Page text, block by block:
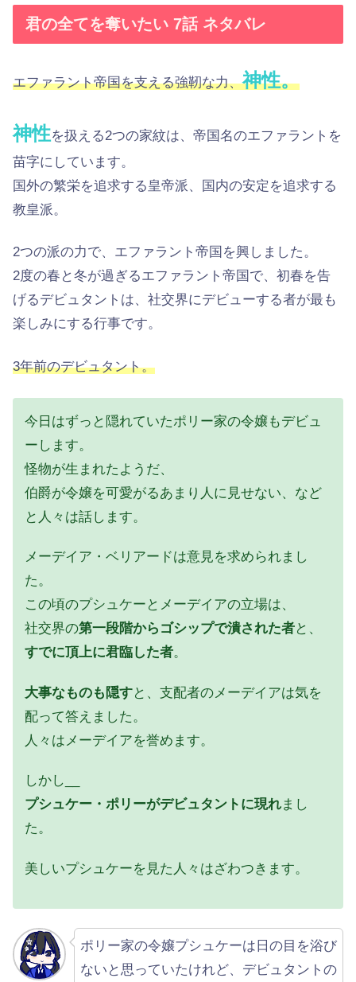
君の全てを奪いたい 7話 ネタバレ
エファラント帝国を支える強靭な力、神性。
神性を扱える2つの家紋は、帝国名のエファラントを
苗字にしています。
国外の繁栄を追求する皇帝派、国内の安定を追求する
教皇派。
2つの派の力で、エファラント帝国を興しました。
2度の春と冬が過ぎるエファラント帝国で、初春を告
げるデビュタントは、社交界にデビューする者が最も
楽しみにする行事です。
3年前のデビュタント。
今日はずっと隠れていたポリー家の令嬢もデビュ
ーします。
怪物が生まれたようだ、
伯爵が令嬢を可愛がるあまり人に見せない、など
と人々は話します。
メーデイア・ベリアードは意見を求められまし
た。
この頃のプシュケーとメーデイアの立場は、
社交界の第一段階からゴシップで潰された者と、
すでに頂上に君臨した者。
大事なものも隠すと、支配者のメーデイアは気を
配って答えました。
人々はメーデイアを誉めます。
しかし__
プシュケー・ポリーがデビュタントに現れまし
た。
美しいプシュケーを見た人々はざわつきます。
ポリー家の令嬢プシュケーは日の目を浴び
ないと思っていたけれど、デビュタントの